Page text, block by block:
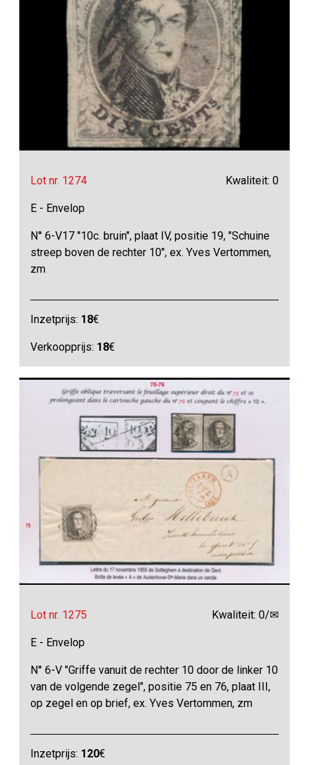
Lot nr. 1274 Kwaliteit: 0
E - Envelop
N° 6-V17 "10c. bruin", plaat IV, positie 19, "Schuine
streep boven de rechter 10", ex. Yves Vertommen,
zm
Inzetprijs: 18€
Verkoopprijs: 18€
Lot nr. 1275 Kwaliteit: 0/✉
E - Envelop
N° 6-V "Griffe vanuit de rechter 10 door de linker 10
van de volgende zegel", positie 75 en 76, plaat III,
op zegel en op brief, ex. Yves Vertommen, zm
Inzetprijs: 120€